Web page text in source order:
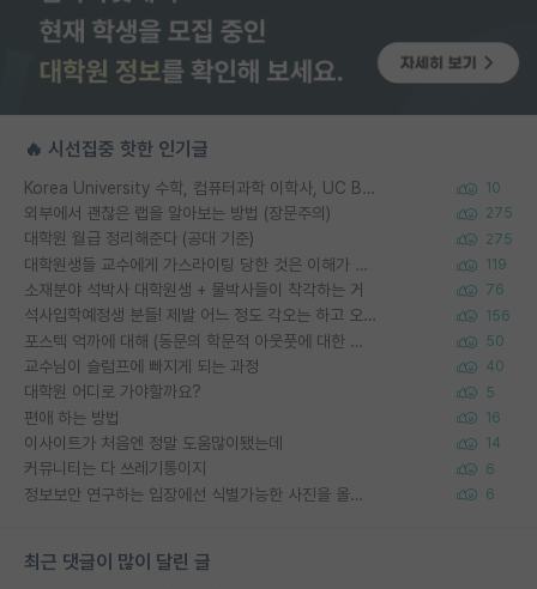
🔥 시선집중 핫한 인기글
Korea University 수학, 컴퓨터과학 이학사, UC Berkeley 산업공학 대학원 공학박사가 되는 것은 쉽지 않겠죠? 10
외부에서 괜찮은 랩을 알아보는 방법 (장문주의) 275
대학원 월급 정리해준다 (공대 기준) 275
대학원생들 교수에게 가스라이팅 당한 것은 이해가 갑니다. 안타깝네요. 119
소재분야 석박사 대학원생 + 물박사들이 착각하는 거 76
석사입학예정생 분들! 제발 어느 정도 각오는 하고 오세요. 156
포스텍 억까에 대해 (동문의 학문적 아웃풋에 대한 반박) 50
교수님이 슬럼프에 빠지게 되는 과정 40
대학원 어디로 가야할까요? 5
편애 하는 방법 16
이사이트가 처음엔 정말 도움많이됐는데 14
커뮤니티는 다 쓰레기통이지 6
정보보안 연구하는 입장에선 식별가능한 사진을 올리는건 비추이긴함 6
최근 댓글이 많이 달린 글